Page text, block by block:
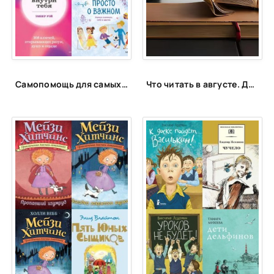
Самопомощь для самых маленьких Что читать в августе. Длинный список вышедших и планируемых книжных новинок (включая переиздания)